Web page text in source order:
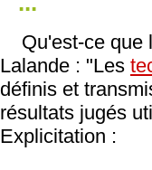
Qu'est-ce que
Lalande : "Les
définis et
résultats jugés
Explicitation :